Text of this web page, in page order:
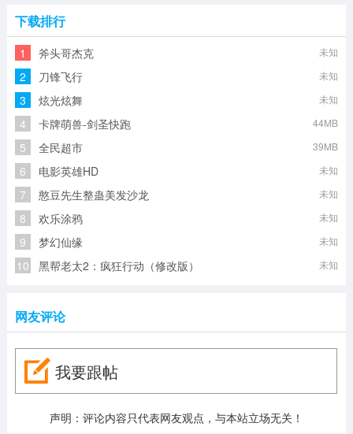
下载排行
1 斧头哥杰克 未知
2 刀锋飞行 未知
3 炫光炫舞 未知
4 卡牌萌兽-剑圣快跑 44MB
5 全民超市 39MB
6 电影英雄HD 未知
7 憨豆先生整蛊美发沙龙 未知
8 欢乐涂鸦 未知
9 梦幻仙缘 未知
10 黑帮老太2：疯狂行动（修改版） 未知
网友评论
我要跟帖
声明：评论内容只代表网友观点，与本站立场无关！